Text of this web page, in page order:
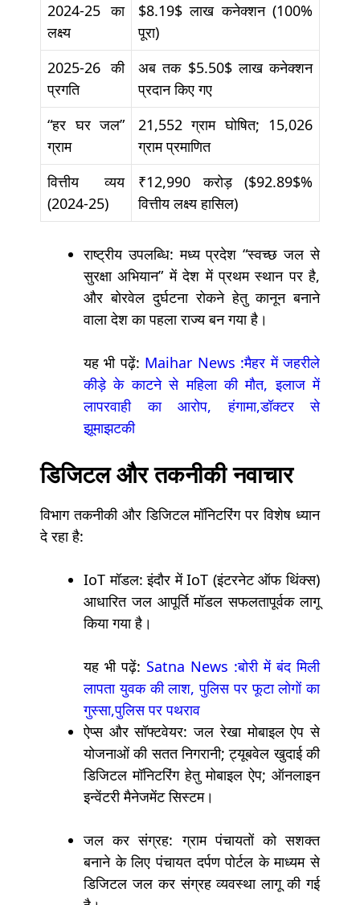
2024-25 का
लक्ष्य
$8.19$ लाख कनेक्शन (100%
पूरा)
2025-26 की
प्रगति
अब तक $5.50$लाख कनेक्शन
प्रदान किए गए
“हर घर जल”
ग्राम
21,552 ग्राम घोषित; 15,026
ग्राम प्रमाणित
वित्तीय व्यय
(2024-25)
₹12,990 करोड़ ($92.89$%
वित्तीय लक्ष्य हासिल)
राष्ट्रीय उपलब्धि: मध्य प्रदेश “स्वच्छ जल से
सुरक्षा अभियान” में देश में प्रथम स्थान पर है,
और बोरवेल दुर्घटना रोकने हेतु कानून बनाने
वाला देश का पहला राज्य बन गया है।
यह भी पढ़ें: Maihar News :मैहर में जहरीले
कीड़े के काटने से महिला की मौत, इलाज में
लापरवाही का आरोप, हंगामा,डॉक्टर से
झूमाझटकी
डिजिटल और तकनीकी नवाचार
विभाग तकनीकी और डिजिटल मॉनिटरिंग पर विशेष ध्यान
दे रहा है:
IoT मॉडल: इंदौर में IoT (इंटरनेट ऑफ थिंक्स)
आधारित जल आपूर्ति मॉडल सफलतापूर्वक लागू
किया गया है।
यह भी पढ़ें: Satna News :बोरी में बंद मिली
लापता युवक की लाश, पुलिस पर फूटा लोगों का
गुस्सा,पुलिस पर पथराव
ऐप्स और सॉफ्टवेयर: जल रेखा मोबाइल ऐप से
योजनाओं की सतत निगरानी; ट्यूबवेल खुदाई की
डिजिटल मॉनिटरिंग हेतु मोबाइल ऐप; ऑनलाइन
इन्वेंटरी मैनेजमेंट सिस्टम।
जल कर संग्रह: ग्राम पंचायतों को सशक्त
बनाने के लिए पंचायत दर्पण पोर्टल के माध्यम से
डिजिटल जल कर संग्रह व्यवस्था लागू की गई